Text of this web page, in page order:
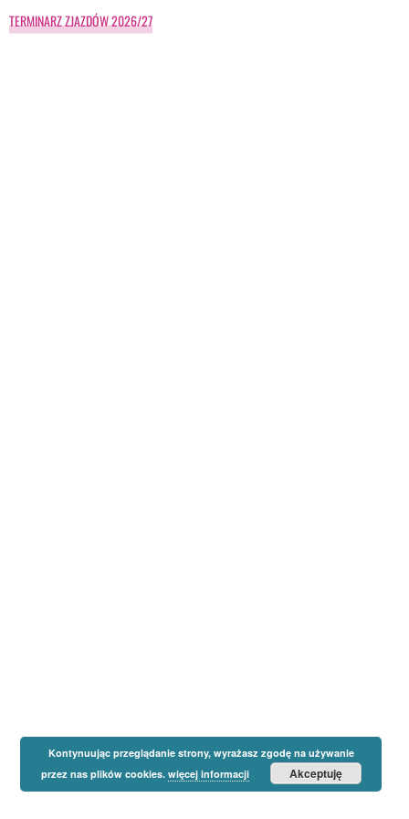
TERMINARZ ZJAZDÓW 2026/27
Kontynuując przeglądanie strony, wyrażasz zgodę na używanie
przez nas plików cookies. więcej informacji Akceptuję